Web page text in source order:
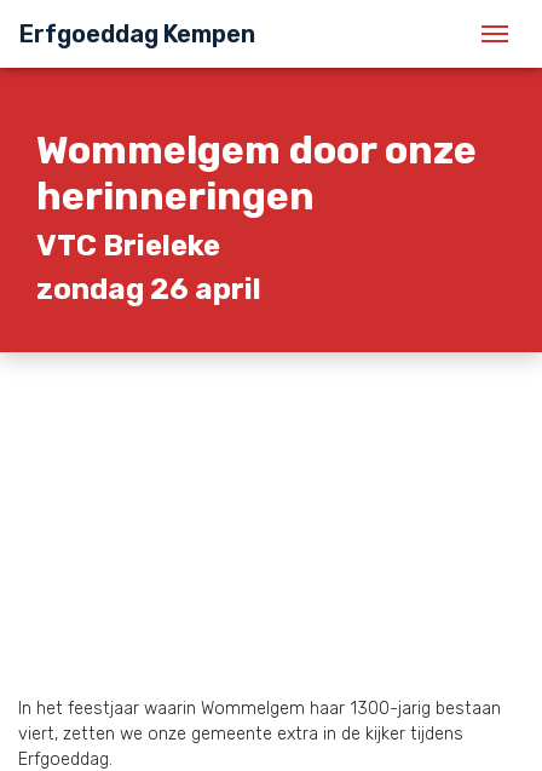
Erfgoeddag Kempen
Wommelgem door onze
herinneringen
VTC Brieleke
zondag 26 april
In het feestjaar waarin Wommelgem haar 1300-jarig bestaan
viert, zetten we onze gemeente extra in de kijker tijdens
Erfgoeddag.